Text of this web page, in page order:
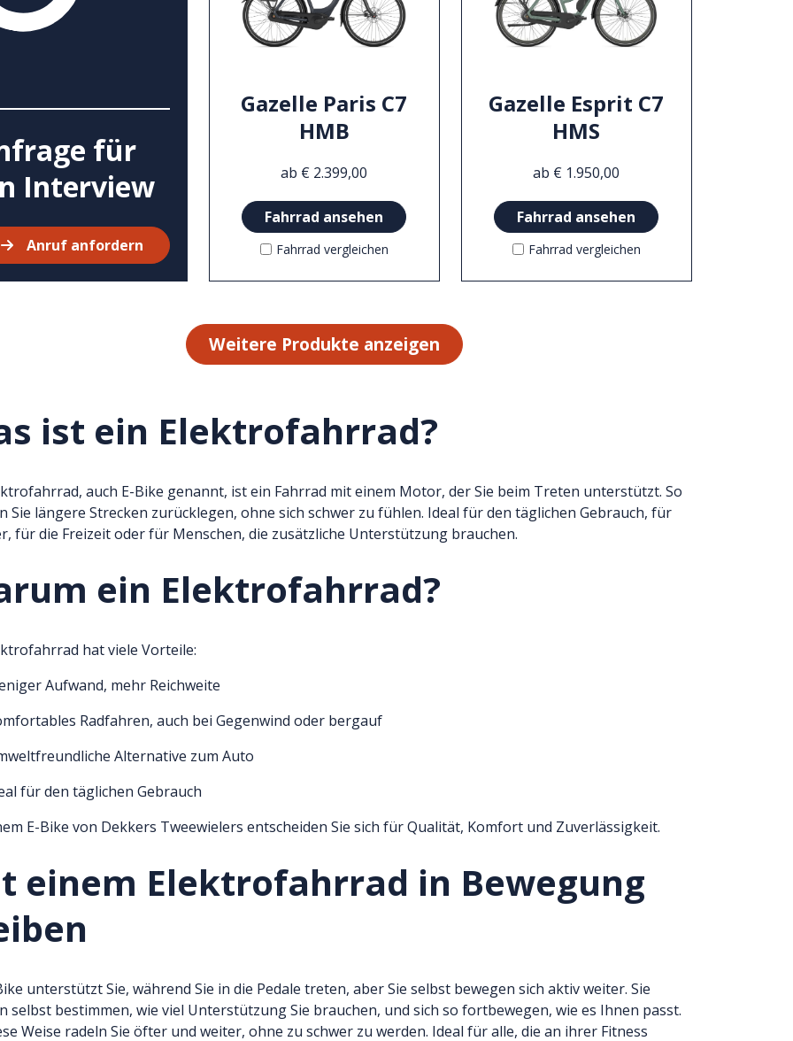
für
Interview
Anruf anfordern
Gazelle Paris C7
HMB
ab € 2.399,00
Fahrrad ansehen
Fahrrad vergleichen
Gazelle Esprit C7
HMS
ab € 1.950,00
Fahrrad ansehen
Fahrrad vergleichen
Weitere Produkte anzeigen
ist ein Elektrofahrrad?
auch E-Bike genannt, ist ein Fahrrad mit einem Motor, der Sie beim Treten unterstützt. So
Sie längere Strecken zurücklegen, ohne sich schwer zu fühlen. Ideal für den täglichen Gebrauch, für
für die Freizeit oder für Menschen, die zusätzliche Unterstützung brauchen.
ein Elektrofahrrad?
hat viele Vorteile:
Aufwand, mehr Reichweite
Radfahren, auch bei Gegenwind oder bergauf
Alternative zum Auto
für den täglichen Gebrauch
E-Bike von Dekkers Tweewielers entscheiden Sie sich für Qualität, Komfort und Zuverlässigkeit.
einem Elektrofahrrad in Bewegung
unterstützt Sie, während Sie in die Pedale treten, aber Sie selbst bewegen sich aktiv weiter. Sie
selbst bestimmen, wie viel Unterstützung Sie brauchen, und sich so fortbewegen, wie es Ihnen passt.
Weise radeln Sie öfter und weiter, ohne zu schwer zu werden. Ideal für alle, die an ihrer Fitness